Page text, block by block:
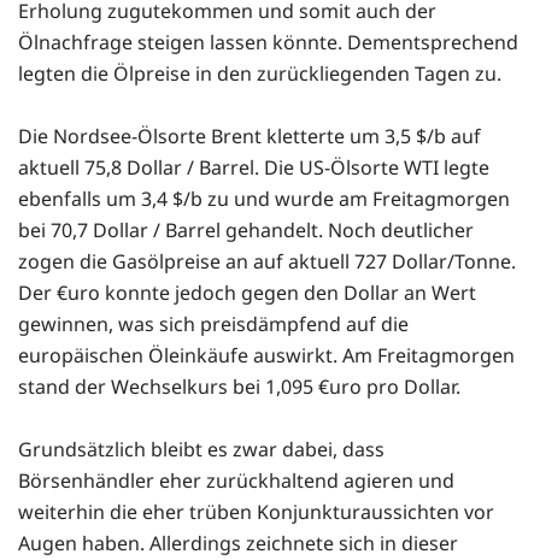
Erholung zugutekommen und somit auch der
Ölnachfrage steigen lassen könnte. Dementsprechend
legten die Ölpreise in den zurückliegenden Tagen zu.
Die Nordsee-Ölsorte Brent kletterte um 3,5 $/b auf
aktuell 75,8 Dollar / Barrel. Die US-Ölsorte WTI legte
ebenfalls um 3,4 $/b zu und wurde am Freitagmorgen
bei 70,7 Dollar / Barrel gehandelt. Noch deutlicher
zogen die Gasölpreise an auf aktuell 727 Dollar/Tonne.
Der €uro konnte jedoch gegen den Dollar an Wert
gewinnen, was sich preisdämpfend auf die
europäischen Öleinkäufe auswirkt. Am Freitagmorgen
stand der Wechselkurs bei 1,095 €uro pro Dollar.
Grundsätzlich bleibt es zwar dabei, dass
Börsenhändler eher zurückhaltend agieren und
weiterhin die eher trüben Konjunkturaussichten vor
Augen haben. Allerdings zeichnete sich in dieser